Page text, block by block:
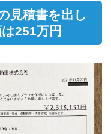
見積書を出し
251万円